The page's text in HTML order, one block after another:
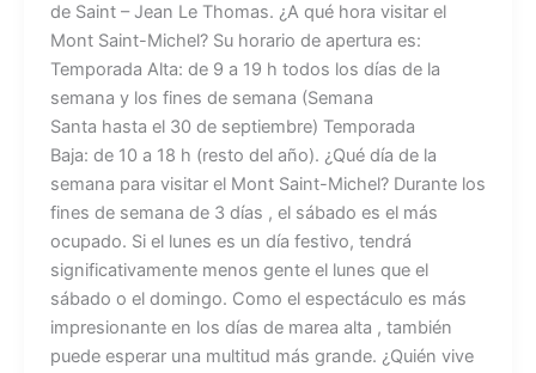
de Saint – Jean Le Thomas. ¿A qué hora visitar el
Mont Saint-Michel? Su horario de apertura es:
Temporada Alta: de 9 a 19 h todos los días de la
semana y los fines de semana (Semana
Santa hasta el 30 de septiembre) Temporada
Baja: de 10 a 18 h (resto del año). ¿Qué día de la
semana para visitar el Mont Saint-Michel? Durante los
fines de semana de 3 días , el sábado es el más
ocupado. Si el lunes es un día festivo, tendrá
significativamente menos gente el lunes que el
sábado o el domingo. Como el espectáculo es más
impresionante en los días de marea alta , también
puede esperar una multitud más grande. ¿Quién vive